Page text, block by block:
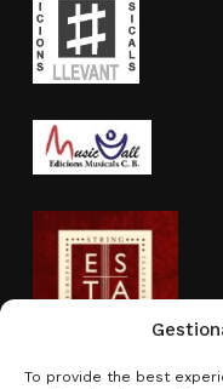
To provide the best